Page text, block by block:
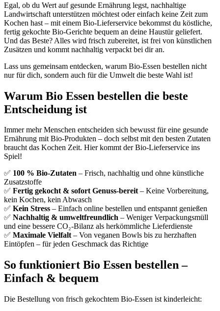
Egal, ob du Wert auf gesunde Ernährung legst, nachhaltige
Landwirtschaft unterstützen möchtest oder einfach keine Zeit zum
Kochen hast – mit einem Bio-Lieferservice bekommst du köstliche,
fertig gekochte Bio-Gerichte bequem an deine Haustür geliefert.
Und das Beste? Alles wird frisch zubereitet, ist frei von künstlichen
Zusätzen und kommt nachhaltig verpackt bei dir an.
Lass uns gemeinsam entdecken, warum Bio-Essen bestellen nicht
nur für dich, sondern auch für die Umwelt die beste Wahl ist!
Warum Bio Essen bestellen die beste
Entscheidung ist
Immer mehr Menschen entscheiden sich bewusst für eine gesunde
Ernährung mit Bio-Produkten – doch selbst mit den besten Zutaten
braucht das Kochen Zeit. Hier kommt der Bio-Lieferservice ins
Spiel!
✅ 100 % Bio-Zutaten – Frisch, nachhaltig und ohne künstliche
Zusatzstoffe
✅ Fertig gekocht & sofort Genuss-bereit– Keine Vorbereitung,
kein Kochen, kein Abwasch
✅ Kein Stress – Einfach online bestellen und entspannt genießen
✅ Nachhaltig & umweltfreundlich – Weniger Verpackungsmüll
und eine bessere CO₂-Bilanz als herkömmliche Lieferdienste
✅ Maximale Vielfalt– Von veganen Bowls bis zu herzhaften
Eintöpfen – für jeden Geschmack das Richtige
So funktioniert Bio Essen bestellen –
Einfach & bequem
Die Bestellung von frisch gekochtem Bio-Essen ist kinderleicht: